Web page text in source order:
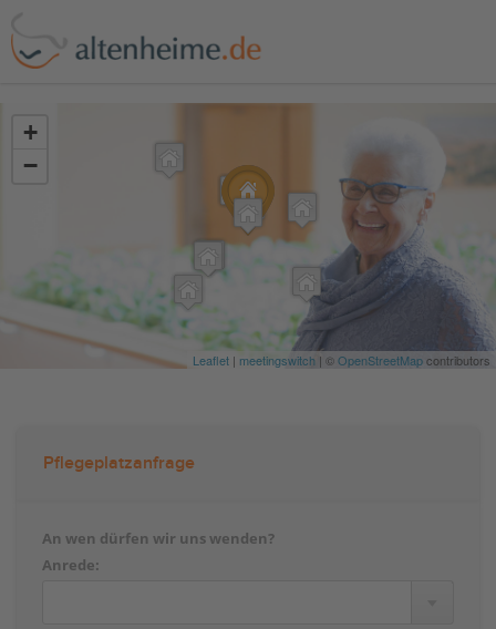
+
−
Leaflet | meetingswitch | ©OpenStreetMapcontributors
Pflegeplatzanfrage
An wen dürfen wir uns wenden?
Anrede: